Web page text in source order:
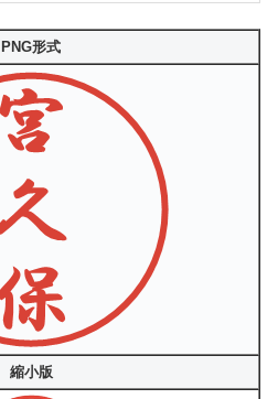
PNG形式
縮小版